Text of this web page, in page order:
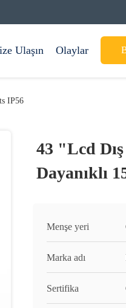
Ulaşın Olaylar
IP56
43 "Lcd
Dayanıklı
Menşe yeri
Marka adı
Sertifika